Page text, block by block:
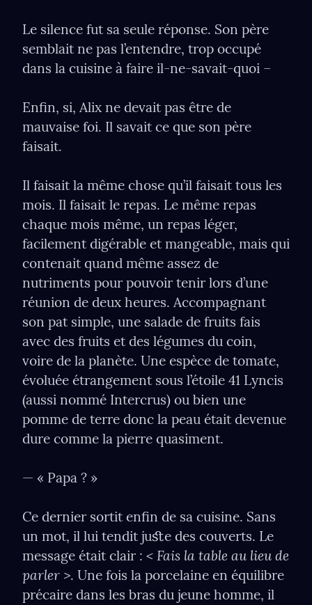
Le silence fut sa seule réponse. Son père
semblait ne pas l’entendre, trop occupé
dans la cuisine à faire il-ne-savait-quoi –
Enﬁn, si, Alix ne devait pas être de
mauvaise foi. Il savait ce que son père
faisait.
Il faisait la même chose qu’il faisait tous les
mois. Il faisait le repas. Le même repas
chaque mois même, un repas léger,
facilement digérable et mangeable, mais qui
contenait quand même assez de
nutriments pour pouvoir tenir lors d’une
réunion de deux heures. Accompagnant
son pat simple, une salade de fruits fais
avec des fruits et des légumes du coin,
voire de la planète. Une espèce de tomate,
évoluée étrangement sous l’étoile 41 Lyncis
(aussi nommé Intercrus) ou bien une
pomme de terre donc la peau était devenue
dure comme la pierre quasiment.
— « Papa ? »
Ce dernier sortit enﬁn de sa cuisine. Sans
un mot, il lui tendit juﬆe des couverts. Le
message était clair : < Fais la table au lieu de
parler >. Une fois la porcelaine en équilibre
précaire dans les bras du jeune homme, il